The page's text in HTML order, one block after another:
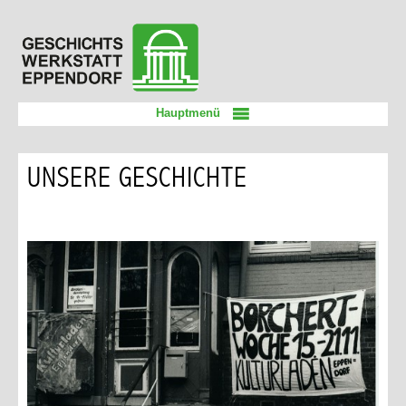
Inhalt
springen
Eppendorf
Hauptmenü
UNSERE GESCHICHTE